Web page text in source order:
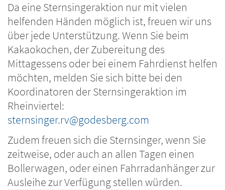
Da eine Sternsingeraktion nur mit vielen
helfenden Händen möglich ist, freuen wir uns
über jede Unterstützung. Wenn Sie beim
Kakaokochen, der Zubereitung des
Mittagessens oder bei einem Fahrdienst helfen
möchten, melden Sie sich bitte bei den
Koordinatoren der Sternsingeraktion im
Rheinviertel:
sternsinger.rv@godesberg.com
Zudem freuen sich die Sternsinger, wenn Sie
zeitweise, oder auch an allen Tagen einen
Bollerwagen, oder einen Fahrradanhänger zur
Ausleihe zur Verfügung stellen würden.